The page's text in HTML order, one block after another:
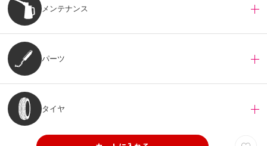
メンテナンス
パーツ
タイヤ
バイクパーツ・オートバイ用品の通販はナップスオンラインストア All Rights Reserved. -Yokohama Japan